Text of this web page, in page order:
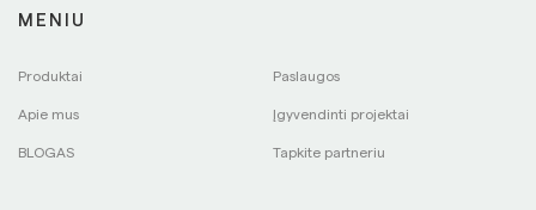
MENIU
Produktai Paslaugos
Apie mus Įgyvendinti projektai
BLOGAS Tapkite partneriu